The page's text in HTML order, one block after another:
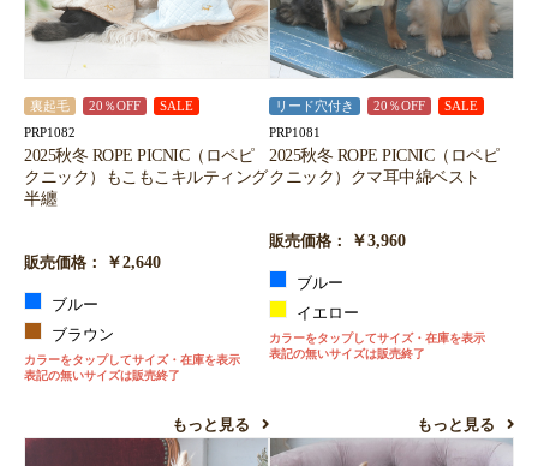
裏起毛 20％OFF SALE
PRP1082
2025秋冬 ROPE PICNIC（ロペピ
クニック）もこもこキルティング
半纏
販売価格： ￥2,640
ブルー
ブラウン
カラーをタップしてサイズ・在庫を表示
表記の無いサイズは販売終了
もっと見る
リード穴付き 20％OFF SALE
PRP1081
2025秋冬 ROPE PICNIC（ロペピ
クニック）クマ耳中綿ベスト
販売価格： ￥3,960
ブルー
イエロー
カラーをタップしてサイズ・在庫を表示
表記の無いサイズは販売終了
もっと見る